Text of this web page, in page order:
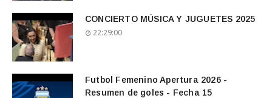
CONCIERTO MÚSICA Y JUGUETES 2025
22:29:00
Futbol Femenino Apertura 2026 -
Resumen de goles - Fecha 15